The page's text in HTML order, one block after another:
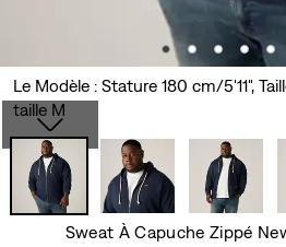
Le Modèle : Stature 180 cm/5'11",
taille M
Sweat À Capuche Zippé